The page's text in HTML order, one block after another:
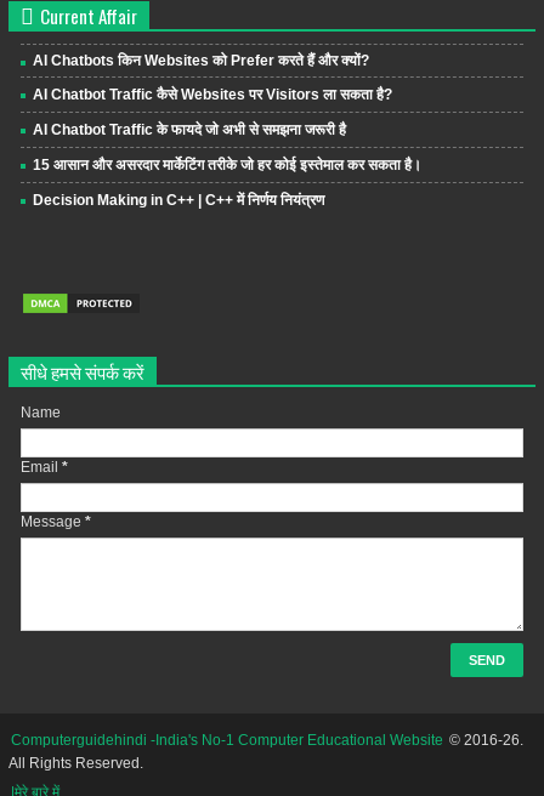
Current Affair
AI Chatbots किन Websites को Prefer करते हैं और क्यों?
AI Chatbot Traffic कैसे Websites पर Visitors ला सकता है?
AI Chatbot Traffic के फायदे जो अभी से समझना जरूरी है
15 आसान और असरदार मार्केटिंग तरीके जो हर कोई इस्तेमाल कर सकता है।
Decision Making in C++ | C++ में निर्णय नियंत्रण
सीधे हमसे संपर्क करें
Name
Email *
Message *
Computerguidehindi -India's No-1 Computer Educational Website © 2016-26.
All Rights Reserved.
|मेरे बारे में